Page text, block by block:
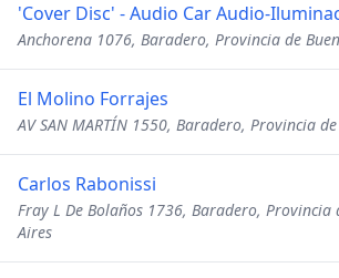
Anchorena 1076, Baradero, Provincia de
El Molino Forrajes
AV SAN MARTÍN 1550, Baradero, Provincia
Carlos Rabonissi
Fray L De Bolaños 1736, Baradero, Provincia
Aires